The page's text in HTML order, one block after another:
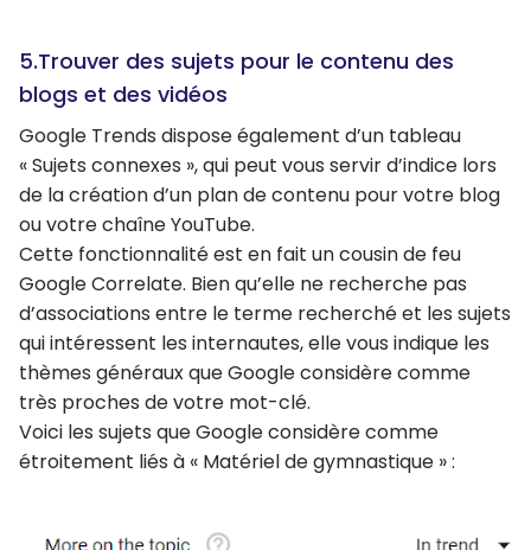
5.Trouver des sujets pour le contenu des
blogs et des vidéos
Google Trends dispose également d’un tableau
« Sujets connexes », qui peut vous servir d’indice lors
de la création d’un plan de contenu pour votre blog
ou votre chaîne YouTube.
Cette fonctionnalité est en fait un cousin de feu
Google Correlate. Bien qu’elle ne recherche pas
d’associations entre le terme recherché et les sujets
qui intéressent les internautes, elle vous indique les
thèmes généraux que Google considère comme
très proches de votre mot-clé.
Voici les sujets que Google considère comme
étroitement liés à « Matériel de gymnastique » :